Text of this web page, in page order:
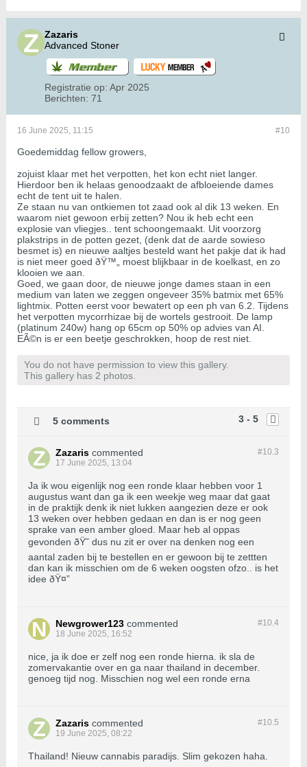
Zazaris
Advanced Stoner
Registratie op: Apr 2025
Berichten: 71
#10
16 June 2025, 11:15
Goedemiddag fellow growers,
zojuist klaar met het verpotten, het kon echt niet langer.
Hierdoor ben ik helaas genoodzaakt de afbloeiende dames
echt de tent uit te halen.
Ze staan nu van ontkiemen tot zaad ook al dik 13 weken. En
waarom niet gewoon erbij zetten? Nou ik heb echt een
explosie van vliegjes.. tent schoongemaakt. Uit voorzorg
plakstrips in de potten gezet, (denk dat de aarde sowieso
besmet is) en nieuwe aaltjes besteld want het pakje dat ik had
is niet meer goed ðŸ™„ moest blijkbaar in de koelkast, en zo
klooien we aan.
Goed, we gaan door, de nieuwe jonge dames staan in een
medium van laten we zeggen ongeveer 35% batmix met 65%
lightmix. Potten eerst voor bewatert op een ph van 6.2. Tijdens
het verpotten mycorrhizae bij de wortels gestrooit. De lamp
(platinum 240w) hang op 65cm op 50% op advies van AI.
EÃ©n is er een beetje geschrokken, hoop de rest niet.
You do not have permission to view this gallery.
This gallery has 2 photos.
3 - 5
5 comments
#10.3
Zazaris commented
17 June 2025, 13:04
Ja ik wou eigenlijk nog een ronde klaar hebben voor 1
augustus want dan ga ik een weekje weg maar dat gaat
in de praktijk denk ik niet lukken aangezien deze er ook
13 weken over hebben gedaan en dan is er nog geen
sprake van een amber gloed. Maar heb al oppas
gevonden ðŸ˜ dus nu zit er over na denken nog een
aantal zaden bij te bestellen en er gewoon bij te zettten
dan kan ik misschien om de 6 weken oogsten ofzo.. is het
idee ðŸ¤”
#10.4
Newgrower123 commented
18 June 2025, 16:52
nice, ja ik doe er zelf nog een ronde hierna. ik sla de
zomervakantie over en ga naar thailand in december.
genoeg tijd nog. Misschien nog wel een ronde erna
#10.5
Zazaris commented
19 June 2025, 08:22
Thailand! Nieuw cannabis paradijs. Slim gekozen haha.